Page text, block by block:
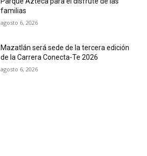
familias
agosto 6, 2026
Mazatlán será sede de la tercera edición
de la Carrera Conecta-Te 2026
agosto 6, 2026